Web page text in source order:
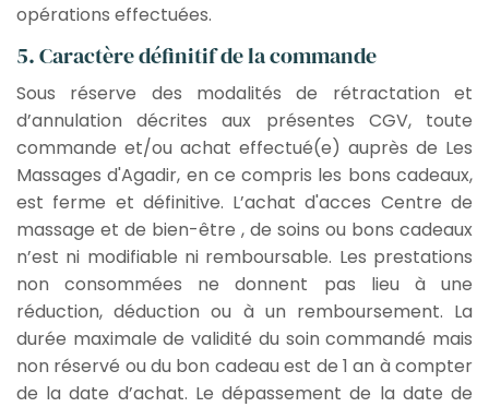
opérations effectuées.
5. Caractère définitif de la commande
Sous réserve des modalités de rétractation et
d’annulation décrites aux présentes CGV, toute
commande et/ou achat effectué(e) auprès de Les
Massages d'Agadir, en ce compris les bons cadeaux,
est ferme et définitive. L’achat d'acces Centre de
massage et de bien-être , de soins ou bons cadeaux
n’est ni modifiable ni remboursable. Les prestations
non consommées ne donnent pas lieu à une
réduction, déduction ou à un remboursement. La
durée maximale de validité du soin commandé mais
non réservé ou du bon cadeau est de 1 an à compter
de la date d’achat. Le dépassement de la date de